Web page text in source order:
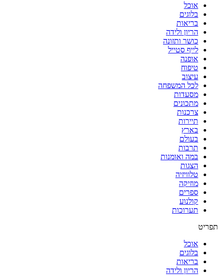
נגה"
אוכל
בלוגים
בריאות
הריון ולידה
כושר ותזונה
לייף סטייל
אופנה
טיפוח
עיצוב
לכל המשפחה
מסעדות
מתכונים
צרכנות
תיירות
בארץ
בעולם
תרבות
במה ואומנות
הצגות
טלוויזיה
מוזיקה
ספרים
קולנוע
תערוכות
תפריט
אוכל
בלוגים
בריאות
הריון ולידה